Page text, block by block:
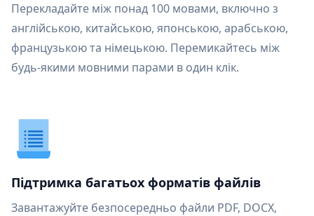
Перекладайте між понад 100 мовами, включно з
англійською, китайською, японською, арабською,
французькою та німецькою. Перемикайтесь між
будь-якими мовними парами в один клік.
Підтримка багатьох форматів файлів
Завантажуйте безпосередньо файли PDF, DOCX,